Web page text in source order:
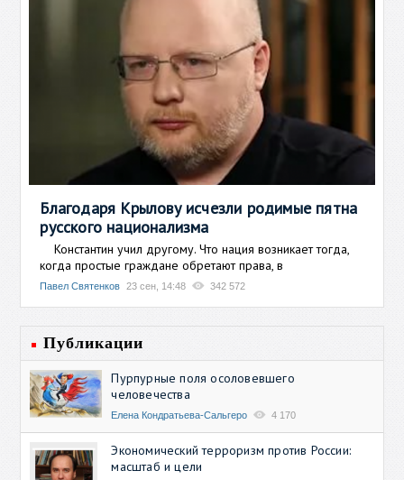
Благодаря Крылову исчезли родимые пятна
русского национализма
Константин учил другому. Что нация возникает тогда,
когда простые граждане обретают права, в
Павел Святенков 23 сен, 14:48 342 572
Публикации
Пурпурные поля осоловевшего
человечества
Елена Кондратьева-Сальгеро 4 170
Экономический терроризм против России:
масштаб и цели